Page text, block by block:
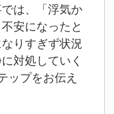
は、「浮気か
安になったと
りすぎず状況
対処していく
ップをお伝え